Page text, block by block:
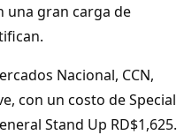
una gran carga de
Nacional, CCN,
con un costo de Special
Stand Up RD$1,625.